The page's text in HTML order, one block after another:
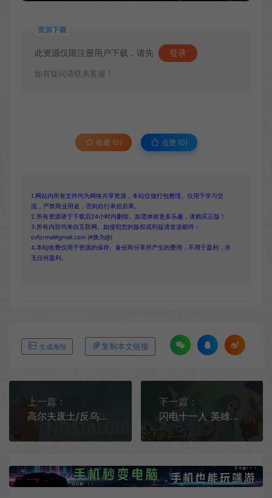
资源下载
此资源仅限注册用户下载，请先 登录
如有疑问请联系客服！
收藏 (0) 点赞 (0)
1.网站内所有文件均为网络共享资源，本站仅做打包整理。仅用于学习交
流，严禁商业用途，否则自行承担后果。
2.所有资源请于下载后24小时内删除。如需体验更多乐趣，请购买正版！
3.所有内容均来自互联网。如侵犯您的版权或利益请发送邮件：
cvformat#gmail.com (#换为@)
4.本站收费仅用于资源的保存、备份和分享所产生的费用，不用于盈利，亦
无任何盈利。
生成海报 复制本文链接
上一篇：
高尔夫废土/反乌托邦运动解谜游戏 Golf Club Wasteland 下载
下一篇：
闪电十一人 英雄们的胜利之路 / INAZUMA ELEVEN Victory Road 超次元足球体育RPG游戏